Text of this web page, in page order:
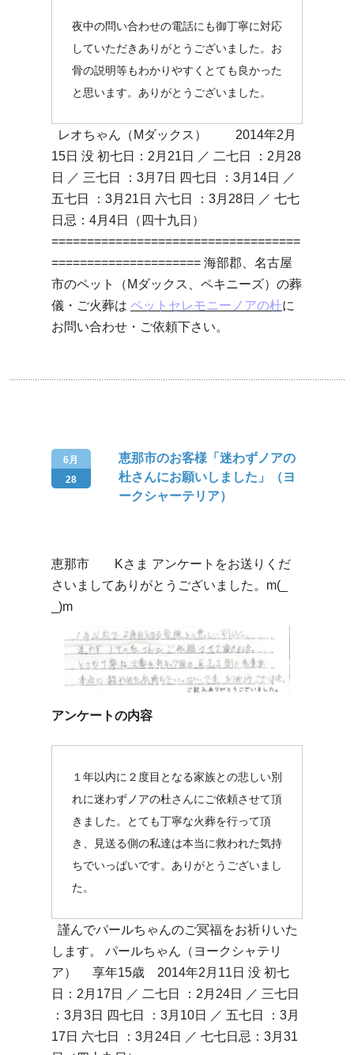
夜中の問い合わせの電話にも御丁寧に対応
していただきありがとうございました。お
骨の説明等もわかりやすくとても良かった
と思います。ありがとうございました。
レオちゃん（Mダックス） 2014年2月
15日 没 初七日：2月21日 ／ 二七日 ：2月28
日 ／ 三七日 ：3月7日 四七日 ：3月14日 ／
五七日 ：3月21日 六七日 ：3月28日 ／ 七七
日忌：4月4日（四十九日）
===================================
===================== 海部郡、名古屋
市のペット（Mダックス、ペキニーズ）の葬
儀・ご火葬は ペットセレモニーノアの杜に
お問い合わせ・ご依頼下さい。
6月
28
恵那市のお客様「迷わずノアの
杜さんにお願いしました」（ヨ
ークシャーテリア）
恵那市 Kさま アンケートをお送りくだ
さいましてありがとうございました。m(_
_)m
アンケートの内容
１年以内に２度目となる家族との悲しい別
れに迷わずノアの杜さんにご依頼させて頂
きました。とても丁寧な火葬を行って頂
き、見送る側の私達は本当に救われた気持
ちでいっぱいです。ありがとうございまし
た。
謹んでパールちゃんのご冥福をお祈りいた
します。 パールちゃん（ヨークシャテリ
ア） 享年15歳 2014年2月11日 没 初七
日：2月17日 ／ 二七日 ：2月24日 ／ 三七日
：3月3日 四七日 ：3月10日 ／ 五七日 ：3月
17日 六七日 ：3月24日 ／ 七七日忌：3月31